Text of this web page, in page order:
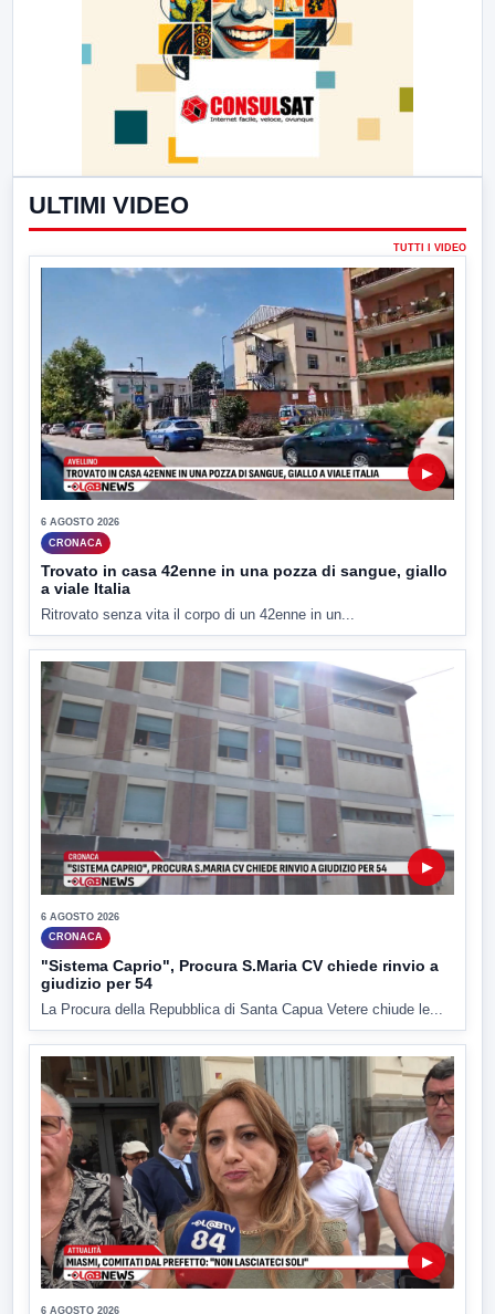
ULTIMI VIDEO
TUTTI I VIDEO
▶
6 AGOSTO 2026
CRONACA
Trovato in casa 42enne in una pozza di sangue, giallo
a viale Italia
Ritrovato senza vita il corpo di un 42enne in un...
▶
6 AGOSTO 2026
CRONACA
"Sistema Caprio", Procura S.Maria CV chiede rinvio a
giudizio per 54
La Procura della Repubblica di Santa Capua Vetere chiude le...
▶
6 AGOSTO 2026